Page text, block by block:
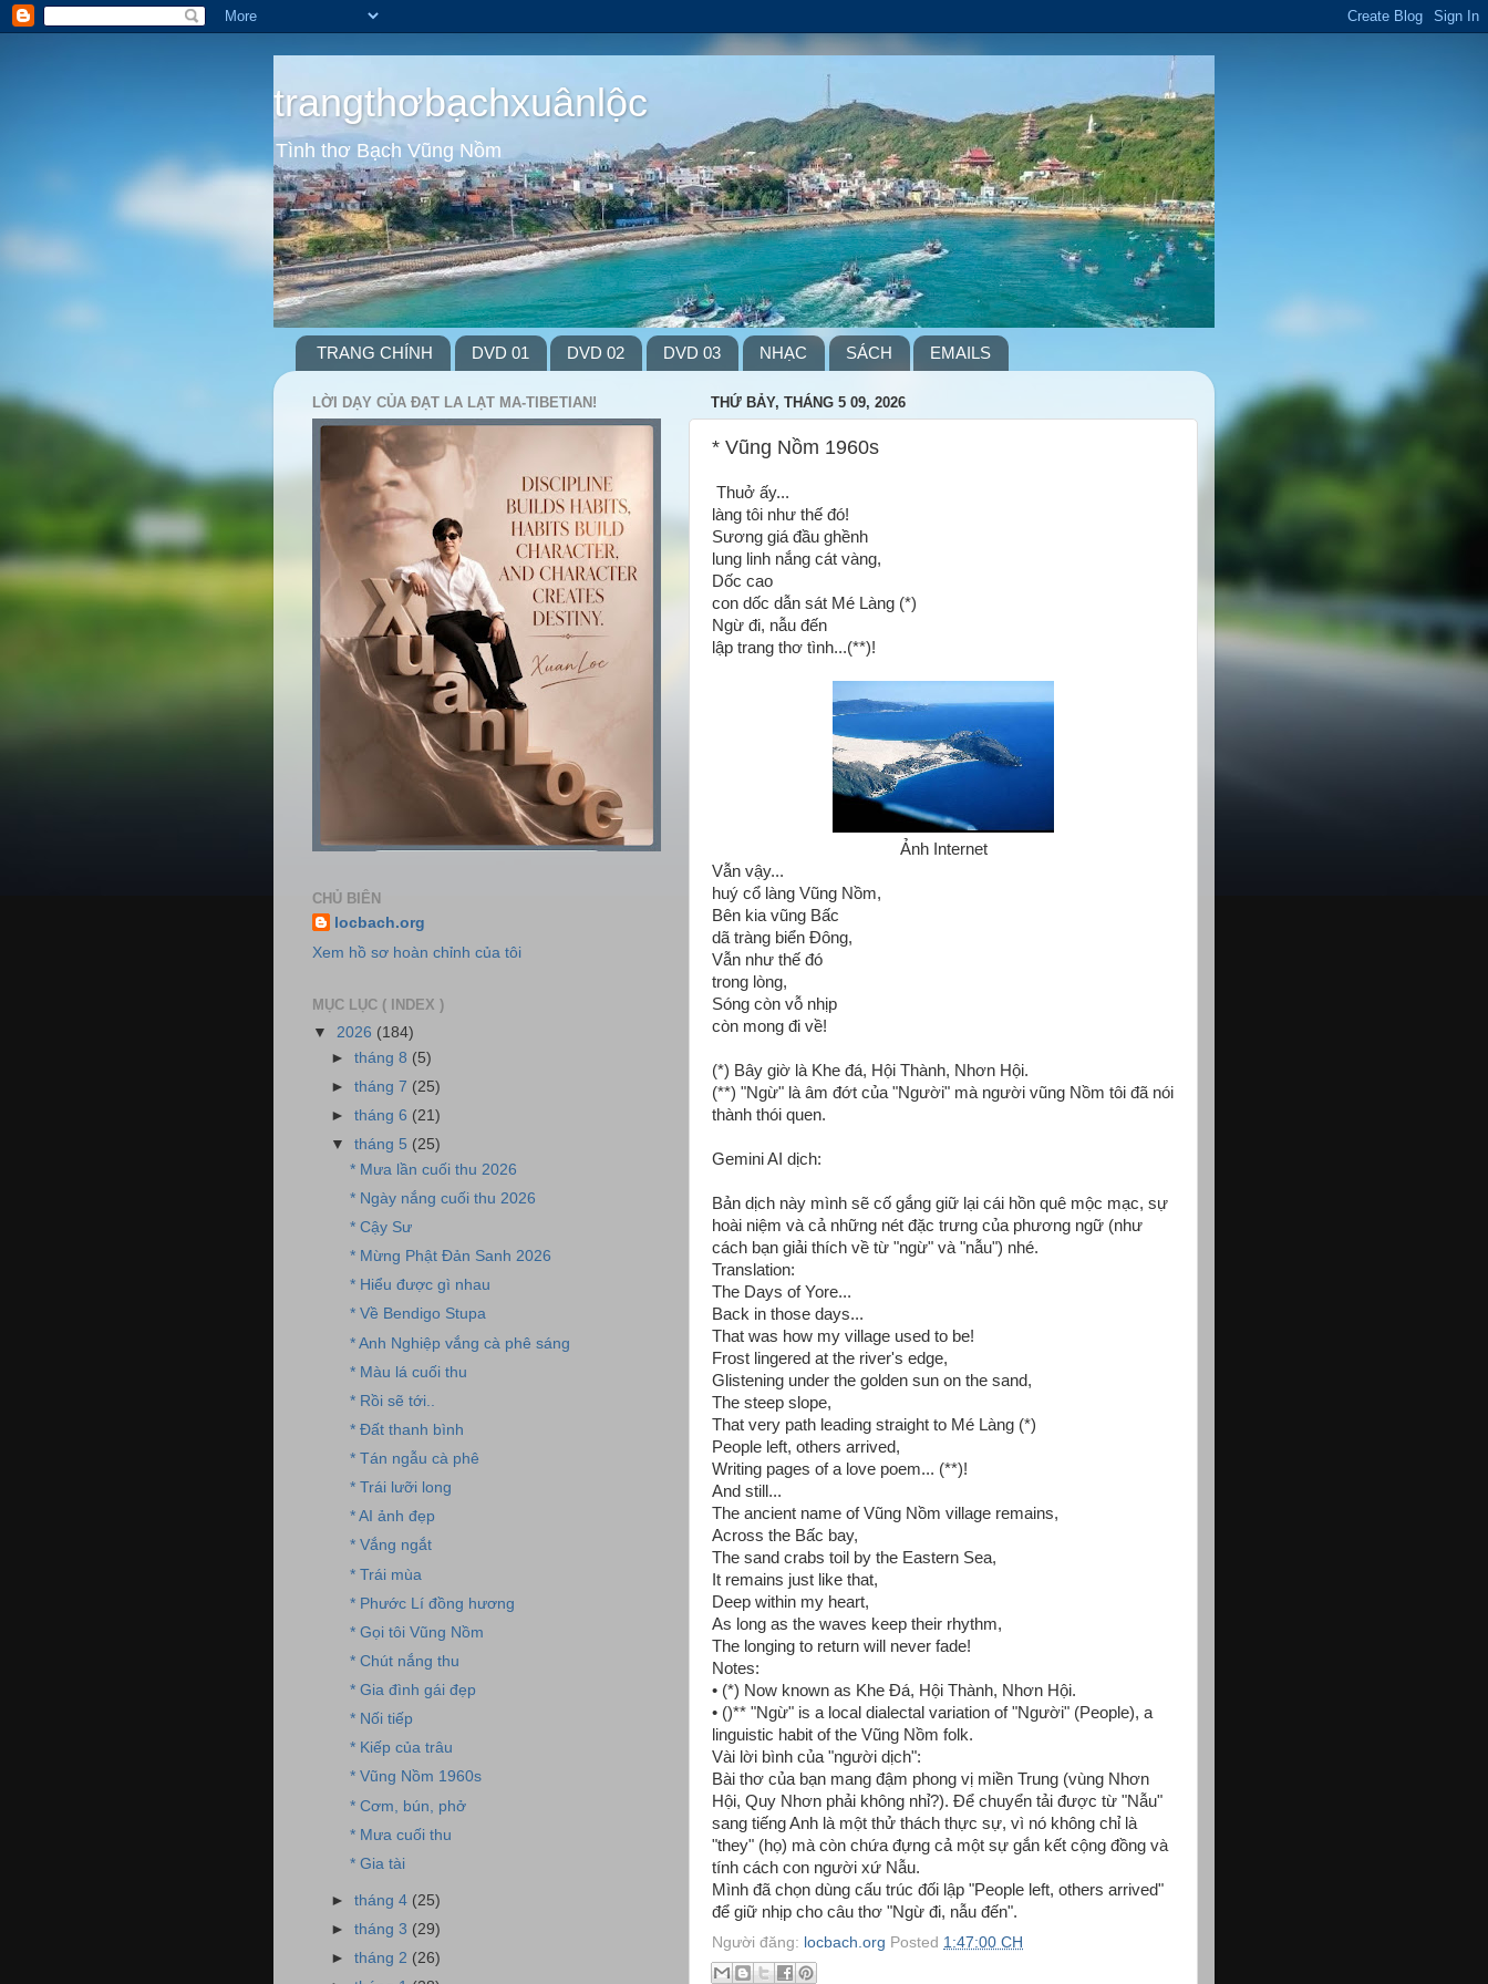
trangthơbạchxuânlộc
Tình thơ Bạch Vũng Nồm
TRANG CHÍNH DVD 01 DVD 02 DVD 03 NHẠC SÁCH EMAILS
THỨ BẢY, THÁNG 5 09, 2026
* Vũng Nồm 1960s
Thuở ấy...
làng tôi như thế đó!
Sương giá đầu ghềnh
lung linh nắng cát vàng,
Dốc cao
con dốc dẫn sát Mé Làng (*)
Ngừ đi, nẫu đến
lập trang thơ tình...(**)!
Ảnh Internet
Vẫn vậy...
huý cổ làng Vũng Nồm,
Bên kia vũng Bấc
dã tràng biển Đông,
Vẫn như thế đó
trong lòng,
Sóng còn vỗ nhịp
còn mong đi về!
(*) Bây giờ là Khe đá, Hội Thành, Nhơn Hội.
(**) "Ngừ" là âm đớt của "Người" mà người vũng Nồm tôi đã nói
thành thói quen.
Gemini AI dịch:
Bản dịch này mình sẽ cố gắng giữ lại cái hồn quê mộc mạc, sự
hoài niệm và cả những nét đặc trưng của phương ngữ (như
cách bạn giải thích về từ "ngừ" và "nẫu") nhé.
Translation:
The Days of Yore...
Back in those days...
That was how my village used to be!
Frost lingered at the river's edge,
Glistening under the golden sun on the sand,
The steep slope,
That very path leading straight to Mé Làng (*)
People left, others arrived,
Writing pages of a love poem... (**)!
And still...
The ancient name of Vũng Nồm village remains,
Across the Bấc bay,
The sand crabs toil by the Eastern Sea,
It remains just like that,
Deep within my heart,
As long as the waves keep their rhythm,
The longing to return will never fade!
Notes:
• (*) Now known as Khe Đá, Hội Thành, Nhơn Hội.
• ()** "Ngừ" is a local dialectal variation of "Người" (People), a
linguistic habit of the Vũng Nồm folk.
Vài lời bình của "người dịch":
Bài thơ của bạn mang đậm phong vị miền Trung (vùng Nhơn
Hội, Quy Nhơn phải không nhỉ?). Để chuyển tải được từ "Nẫu"
sang tiếng Anh là một thử thách thực sự, vì nó không chỉ là
"they" (họ) mà còn chứa đựng cả một sự gắn kết cộng đồng và
tính cách con người xứ Nẫu.
Mình đã chọn dùng cấu trúc đối lập "People left, others arrived"
để giữ nhịp cho câu thơ "Ngừ đi, nẫu đến".
Người đăng: locbach.org Posted 1:47:00 CH
LỜI DẠY CỦA ĐẠT LA LẠT MA-TIBETIAN!
CHỦ BIÊN
locbach.org
Xem hồ sơ hoàn chỉnh của tôi
MỤC LỤC ( INDEX )
▼ 2026 (184)
►tháng 8 (5)
►tháng 7 (25)
►tháng 6 (21)
▼tháng 5 (25)
* Mưa lần cuối thu 2026
* Ngày nắng cuối thu 2026
* Cậy Sư
* Mừng Phật Đản Sanh 2026
* Hiểu được gì nhau
* Về Bendigo Stupa
* Anh Nghiệp vắng cà phê sáng
* Màu lá cuối thu
* Rồi sẽ tới..
* Đất thanh bình
* Tán ngẫu cà phê
* Trái lưỡi long
* AI ảnh đẹp
* Vắng ngắt
* Trái mùa
* Phước Lí đồng hương
* Gọi tôi Vũng Nồm
* Chút nắng thu
* Gia đình gái đẹp
* Nối tiếp
* Kiếp của trâu
* Vũng Nồm 1960s
* Cơm, bún, phở
* Mưa cuối thu
* Gia tài
►tháng 4 (25)
►tháng 3 (29)
►tháng 2 (26)